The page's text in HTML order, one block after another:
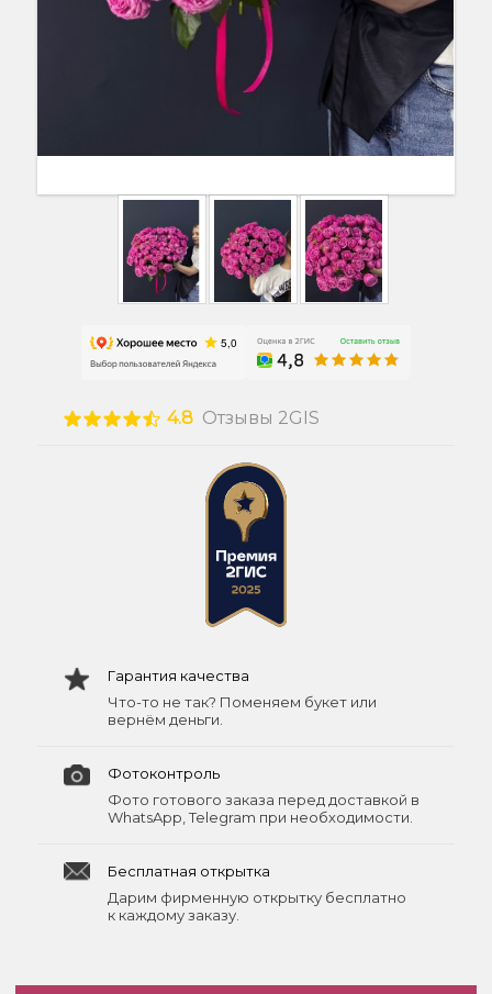
4.8 Отзывы 2GIS
Гарантия качества
Что-то не так? Поменяем букет или
вернём деньги.
Фотоконтроль
Фото готового заказа перед доставкой в
WhatsApp, Telegram при необходимости.
Бесплатная открытка
Дарим фирменную открытку бесплатно
к каждому заказу.